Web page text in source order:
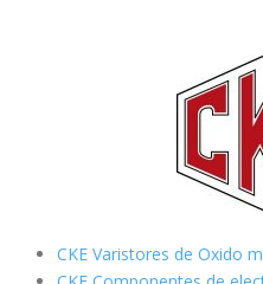
CKE Varistores de Oxido